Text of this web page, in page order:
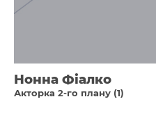
Нонна Фіалко
Акторка 2-го плану (1)